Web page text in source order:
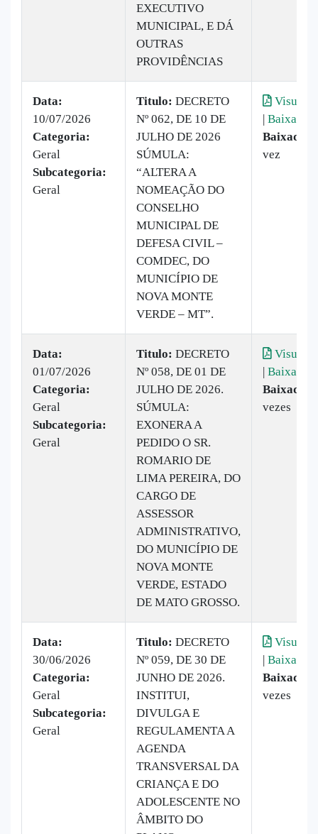
EXECUTIVO
MUNICIPAL, E DÁ
OUTRAS
PROVIDÊNCIAS
Data:
10/07/2026
Categoria:
Geral
Subcategoria:
Geral
Titulo: DECRETO
Nº 062, DE 10 DE
JULHO DE 2026
SÚMULA:
“ALTERA A
NOMEAÇÃO DO
CONSELHO
MUNICIPAL DE
DEFESA CIVIL –
COMDEC, DO
MUNICÍPIO DE
NOVA MONTE
VERDE – MT”.
| Baixar
Baixado:
vez
Data:
01/07/2026
Categoria:
Geral
Subcategoria:
Geral
Titulo: DECRETO
Nº 058, DE 01 DE
JULHO DE 2026.
SÚMULA:
EXONERA A
PEDIDO O SR.
ROMARIO DE
LIMA PEREIRA, DO
CARGO DE
ASSESSOR
ADMINISTRATIVO,
DO MUNICÍPIO DE
NOVA MONTE
VERDE, ESTADO
DE MATO GROSSO.
| Baixar
Baixado:
vezes
Data:
30/06/2026
Categoria:
Geral
Subcategoria:
Geral
Titulo: DECRETO
Nº 059, DE 30 DE
JUNHO DE 2026.
INSTITUI,
DIVULGA E
REGULAMENTA A
AGENDA
TRANSVERSAL DA
CRIANÇA E DO
ADOLESCENTE NO
ÂMBITO DO
| Baixar
Baixado:
vezes